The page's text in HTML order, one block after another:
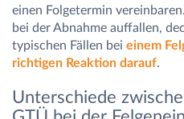
einen Folgetermin
bei der Abnahme auffallen,
typischen Fällen bei einem
richtigen Reaktion darauf.
Unterschiede